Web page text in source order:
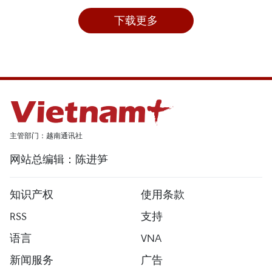
下载更多
主管部门：越南通讯社
网站总编辑：陈进笋
知识产权
使用条款
RSS
支持
语言
VNA
新闻服务
广告